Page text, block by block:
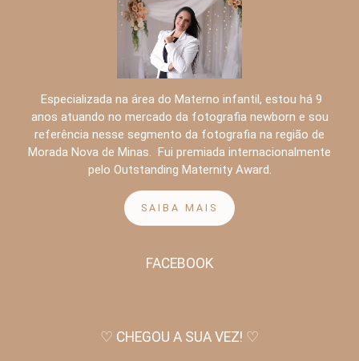
Especializada na área do Materno infantil, estou há 9
anos atuando no mercado da fotografia newborn e sou
referência nesse segmento da fotografia na região de
Morada Nova de Minas. Fui premiada internacionalmente
pelo Outstanding Maternity Award.
SAIBA MAIS
FACEBOOK
♡ CHEGOU A SUA VEZ! ♡